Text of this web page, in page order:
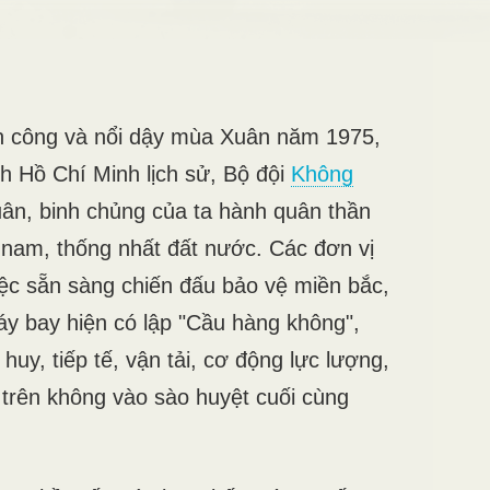
công và nổi dậy mùa Xuân năm 1975,
Hồ Chí Minh lịch sử, Bộ đội Không
binh chủng của ta hành quân thần
thống nhất đất nước. Các đơn vị
sẵn sàng chiến đấu bảo vệ miền bắc,
bay hiện có lập "Cầu hàng không",
tiếp tế, vận tải, cơ động lực lượng,
không vào sào huyệt cuối cùng